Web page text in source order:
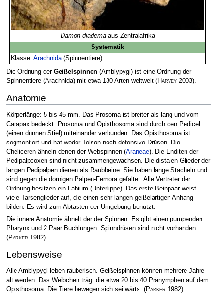
Damon diademaaus Zentralafrika
Systematik
Klasse:Arachnida (Spinnentiere)
Die Ordnung der Geißelspinnen(Amblypygi) ist eine Ordnung der
Spinnentiere (Arachnida) mit etwa 130 Arten weltweit (Harvey2003).
Anatomie
Körperlänge: 5 bis 45 mm. Das Prosoma ist breiter als lang und vom
Carapax bedeckt. Prosoma und Opisthosoma sind durch den Pedicel
(einen dünnen Stiel) miteinander verbunden. Das Opisthosoma ist
segmentiert und hat weder Telson noch defensive Drüsen. Die
Cheliceren ähneln denen der Webspinnen (Araneae). Die Enditen der
Pedipalpcoxen sind nicht zusammengewachsen. Die distalen Glieder der
langen Pedipalpen dienen als Raubbeine. Sie haben lange Stacheln und
sind gegen die dornigen Palpen-Femora gefaltet. Alle Vertreter der
Ordnung besitzen ein Labium (Unterlippe). Das erste Beinpaar weist
viele Tarsenglieder auf, die einen sehr langen geißelartigen Anhang
bilden. Es wird zum Abtasten der Umgebung benutzt.
Die innere Anatomie ähnelt der der Spinnen. Es gibt einen pumpenden
Pharynx und 2 Paar Buchlungen. Spinndrüsen sind nicht vorhanden.
(Parker 1982)
Lebensweise
Alle Amblypygi leben räuberisch. Geißelspinnen können mehrere Jahre
alt werden. Das Weibchen trägt die etwa 20 bis 40 Pränymphen auf dem
Opisthosoma. Die Tiere bewegen sich seitwärts. (Parker 1982)